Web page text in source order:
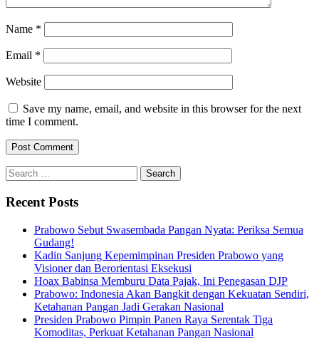
Name *
Email *
Website
Save my name, email, and website in this browser for the next
time I comment.
Search
for:
Recent Posts
Prabowo Sebut Swasembada Pangan Nyata: Periksa Semua
Gudang!
Kadin Sanjung Kepemimpinan Presiden Prabowo yang
Visioner dan Berorientasi Eksekusi
Hoax Babinsa Memburu Data Pajak, Ini Penegasan DJP
Prabowo: Indonesia Akan Bangkit dengan Kekuatan Sendiri,
Ketahanan Pangan Jadi Gerakan Nasional
Presiden Prabowo Pimpin Panen Raya Serentak Tiga
Komoditas, Perkuat Ketahanan Pangan Nasional